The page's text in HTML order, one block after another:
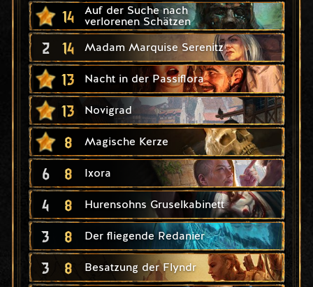
14
Auf der Suche nach
verlorenen Schätzen
2 14 Madam Marquise Serenitz
13 Nacht in der Passiflora
13 Novigrad
8 Magische Kerze
6 8 Ixora
4 8 Hurensohns Gruselkabinett
3 8 Der fliegende Redanier
3 8 Besatzung der Flyndr